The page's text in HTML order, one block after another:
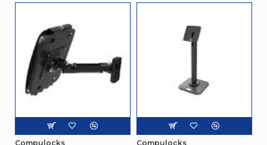
Compulocks Compulocks